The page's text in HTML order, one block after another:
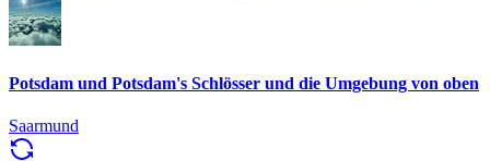
Potsdam und Potsdam's Schlösser und die Umgebung von oben
Saarmund